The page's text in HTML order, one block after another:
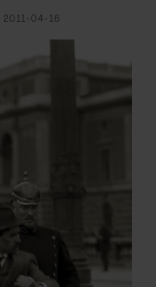
2011-04-16